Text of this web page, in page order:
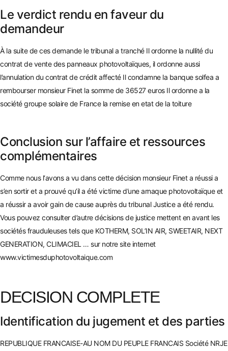
Le verdict rendu en faveur du
demandeur
À la suite de ces demande le tribunal a tranché Il ordonne la nullité du
contrat de vente des panneaux photovoltaïques, il ordonne aussi
l’annulation du contrat de crédit affecté Il condamne la banque solfea a
rembourser monsieur Finet la somme de 36527 euros Il ordonne a la
société groupe solaire de France la remise en etat de la toiture
Conclusion sur l’affaire et ressources
complémentaires
Comme nous l‘avons a vu dans cette décision monsieur Finet a réussi a
s’en sortir et a prouvé qu’il a été victime d’une arnaque photovoltaïque et
a réussir a avoir gain de cause auprès du tribunal Justice a été rendu.
Vous pouvez consulter d’autre décisions de justice mettent en avant les
sociétés frauduleuses tels que KOTHERM, SOL’IN AIR, SWEETAIR, NEXT
GENERATION, CLIMACIEL … sur notre site internet
www.victimesduphotovoltaique.com
DECISION COMPLETE
Identification du jugement et des parties
REPUBLIQUE FRANCAISE-AU NOM DU PEUPLE FRANCAIS Société NRJE